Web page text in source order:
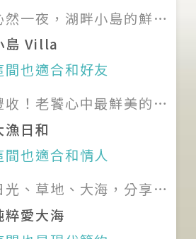
然一夜，湖畔小島的鮮美
宴
島 Villa
間也適合和好友
收！老饕心中最鮮美的和
饗宴
漁日和
間也適合和情人
光、草地、大海，分享生
的悠緩假期
粹愛大海